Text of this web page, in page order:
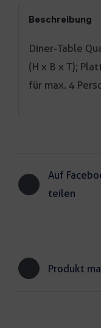
Beschreibung
Diner-Table
(H x B x T);
für max. 4
Auf
teilen
Produkt